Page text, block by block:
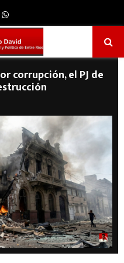
Whatsapp
corrupción, el PJ de